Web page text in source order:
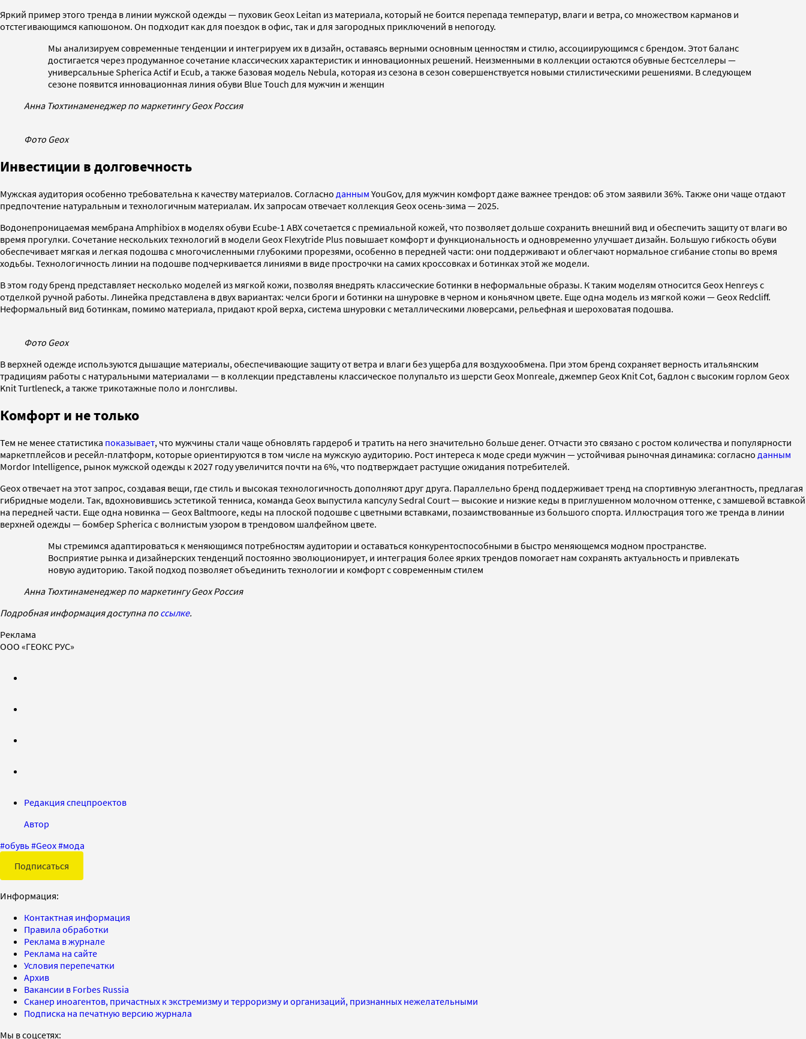
Яркий пример этого тренда в линии мужской одежды — пуховик Geox Leitan из материала, который не боится перепада температур, влаги и ветра, со множеством карманов и
отстегивающимся капюшоном. Он подходит как для поездок в офис, так и для загородных приключений в непогоду.
Мы анализируем современные тенденции и интегрируем их в дизайн, оставаясь верными основным ценностям и стилю, ассоциирующимся с брендом. Этот баланс
достигается через продуманное сочетание классических характеристик и инновационных решений. Неизменными в коллекции остаются обувные бестселлеры —
универсальные Spherica Actif и Ecub, а также базовая модель Nebula, которая из сезона в сезон совершенствуется новыми стилистическими решениями. В следующем
сезоне появится инновационная линия обуви Blue Touch для мужчин и женщин
Анна Тюхтинаменеджер по маркетингу Geox Россия
Фото Geox
Инвестиции в долговечность
Мужская аудитория особенно требовательна к качеству материалов. Согласно данным YouGov, для мужчин комфорт даже важнее трендов: об этом заявили 36%. Также они чаще отдают
предпочтение натуральным и технологичным материалам. Их запросам отвечает коллекция Geox осень-зима — 2025.
Водонепроницаемая мембрана Amphibiox в моделях обуви Ecube-1 ABX сочетается с премиальной кожей, что позволяет дольше сохранить внешний вид и обеспечить защиту от влаги во
время прогулки. Сочетание нескольких технологий в модели Geox Flexytride Plus повышает комфорт и функциональность и одновременно улучшает дизайн. Большую гибкость обуви
обеспечивает мягкая и легкая подошва с многочисленными глубокими прорезями, особенно в передней части: они поддерживают и облегчают нормальное сгибание стопы во время
ходьбы. Технологичность линии на подошве подчеркивается линиями в виде прострочки на самих кроссовках и ботинках этой же модели.
В этом году бренд представляет несколько моделей из мягкой кожи, позволяя внедрять классические ботинки в неформальные образы. К таким моделям относится Geox Henreys с
отделкой ручной работы. Линейка представлена в двух вариантах: челси броги и ботинки на шнуровке в черном и коньячном цвете. Еще одна модель из мягкой кожи — Geox Redcliff.
Неформальный вид ботинкам, помимо материала, придают крой верха, система шнуровки с металлическими люверсами, рельефная и шероховатая подошва.
Фото Geox
В верхней одежде используются дышащие материалы, обеспечивающие защиту от ветра и влаги без ущерба для воздухообмена. При этом бренд сохраняет верность итальянским
традициям работы с натуральными материалами — в коллекции представлены классическое полупальто из шерсти Geox Monreale, джемпер Geox Knit Cot, бадлон с высоким горлом Geox
Knit Turtleneck, а также трикотажные поло и лонгсливы.
Комфорт и не только
Тем не менее статистика показывает, что мужчины стали чаще обновлять гардероб и тратить на него значительно больше денег. Отчасти это связано с ростом количества и популярности
маркетплейсов и ресейл-платформ, которые ориентируются в том числе на мужскую аудиторию. Рост интереса к моде среди мужчин — устойчивая рыночная динамика: согласно данным
Mordor Intelligence, рынок мужской одежды к 2027 году увеличится почти на 6%, что подтверждает растущие ожидания потребителей.
Geox отвечает на этот запрос, создавая вещи, где стиль и высокая технологичность дополняют друг друга. Параллельно бренд поддерживает тренд на спортивную элегантность, предлагая
гибридные модели. Так, вдохновившись эстетикой тенниса, команда Geox выпустила капсулу Sedral Court — высокие и низкие кеды в приглушенном молочном оттенке, с замшевой вставкой
на передней части. Еще одна новинка — Geox Baltmoore, кеды на плоской подошве с цветными вставками, позаимствованные из большого спорта. Иллюстрация того же тренда в линии
верхней одежды — бомбер Spherica с волнистым узором в трендовом шалфейном цвете.
Мы стремимся адаптироваться к меняющимся потребностям аудитории и оставаться конкурентоспособными в быстро меняющемся модном пространстве.
Восприятие рынка и дизайнерских тенденций постоянно эволюционирует, и интеграция более ярких трендов помогает нам сохранять актуальность и привлекать
новую аудиторию. Такой подход позволяет объединить технологии и комфорт с современным стилем
Анна Тюхтинаменеджер по маркетингу Geox Россия
Подробная информация доступна по ссылке.
Реклама
ООО «ГЕОКС РУС»
Редакция спецпроектов
Автор
#обувь#Geox#мода
Подписаться
Информация:
Контактная информация
Правила обработки
Реклама в журнале
Реклама на сайте
Условия перепечатки
Архив
Вакансии в Forbes Russia
Сканер иноагентов, причастных к экстремизму и терроризму и организаций, признанных нежелательными
Подписка на печатную версию журнала
Мы в соцсетях: